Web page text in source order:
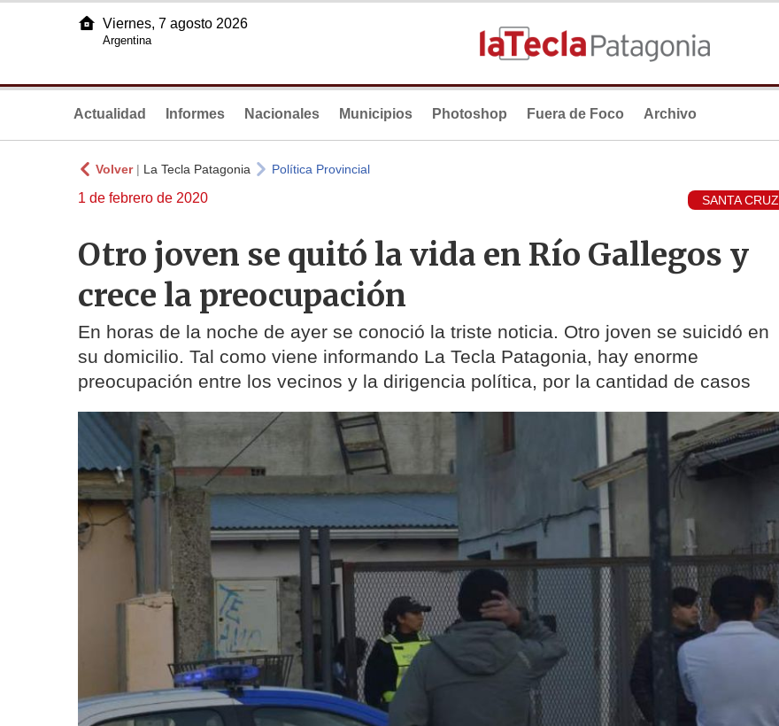
Viernes, 7 agosto 2026
Argentina
Actualidad Informes Nacionales Municipios Photoshop Fuera de Foco Archivo
Volver| La Tecla Patagonia Política Provincial
1 de febrero de 2020 SANTA CRUZ
Otro joven se quitó la vida en Río Gallegos y
crece la preocupación
En horas de la noche de ayer se conoció la triste noticia. Otro joven se suicidó en
su domicilio. Tal como viene informando La Tecla Patagonia, hay enorme
preocupación entre los vecinos y la dirigencia política, por la cantidad de casos